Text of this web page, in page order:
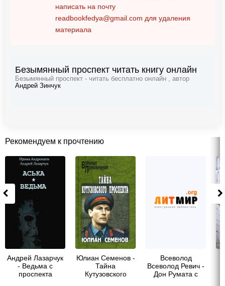
написать на почту
readbookfedya@gmail.com для удаления
материала
Безымянный проспект читать книгу онлайн
Безымянный проспект - читать бесплатно онлайн , автор
Андрей Зинчук
Рекомендуем к прочтению
Андрей Лазарчук
- Ведьма с
проспекта
Юлиан Семенов -
Тайна
Кутузовского
Всеволод
Всеволод Ревич -
Дон Румата с